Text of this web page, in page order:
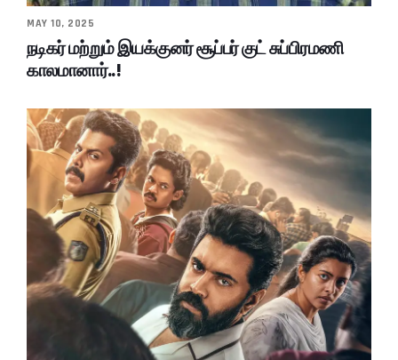
MAY 10, 2025
நடிகர் மற்றும் இயக்குனர் சூப்பர் குட் சுப்பிரமணி
காலமானார்..!